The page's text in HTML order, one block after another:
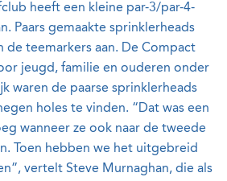
heeft een kleine par-3/par-4-
Paars gemaakte sprinklerheads
de teemarkers aan. De Compact
jeugd, familie en ouderen onder
waren de paarse sprinklerheads
holes te vinden. “Dat was een
wanneer ze ook naar de tweede
Toen hebben we het uitgebreid
vertelt Steve Murnaghan, die als